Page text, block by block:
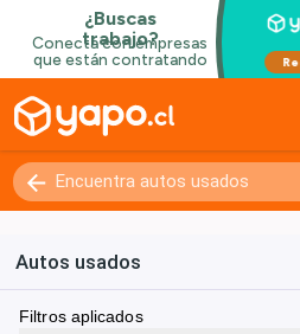
Autos usados
Filtros aplicados